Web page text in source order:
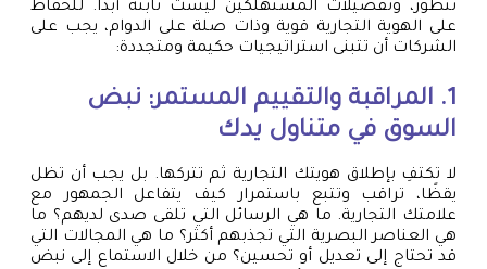
تتطور، وتفضيلات المستهلكين ليست ثابتة أبدًا. للحفاظ
على الهوية التجارية قوية وذات صلة على الدوام، يجب على
الشركات أن تتبنى استراتيجيات حكيمة ومتجددة:
1. المراقبة والتقييم المستمر: نبض
السوق في متناول يدك
لا تكتفِ بإطلاق هويتك التجارية ثم تتركها. بل يجب أن تظل
يقظًا، تراقب وتتبع باستمرار كيف يتفاعل الجمهور مع
علامتك التجارية. ما هي الرسائل التي تلقى صدى لديهم؟ ما
هي العناصر البصرية التي تجذبهم أكثر؟ ما هي المجالات التي
قد تحتاج إلى تعديل أو تحسين؟ من خلال الاستماع إلى نبض